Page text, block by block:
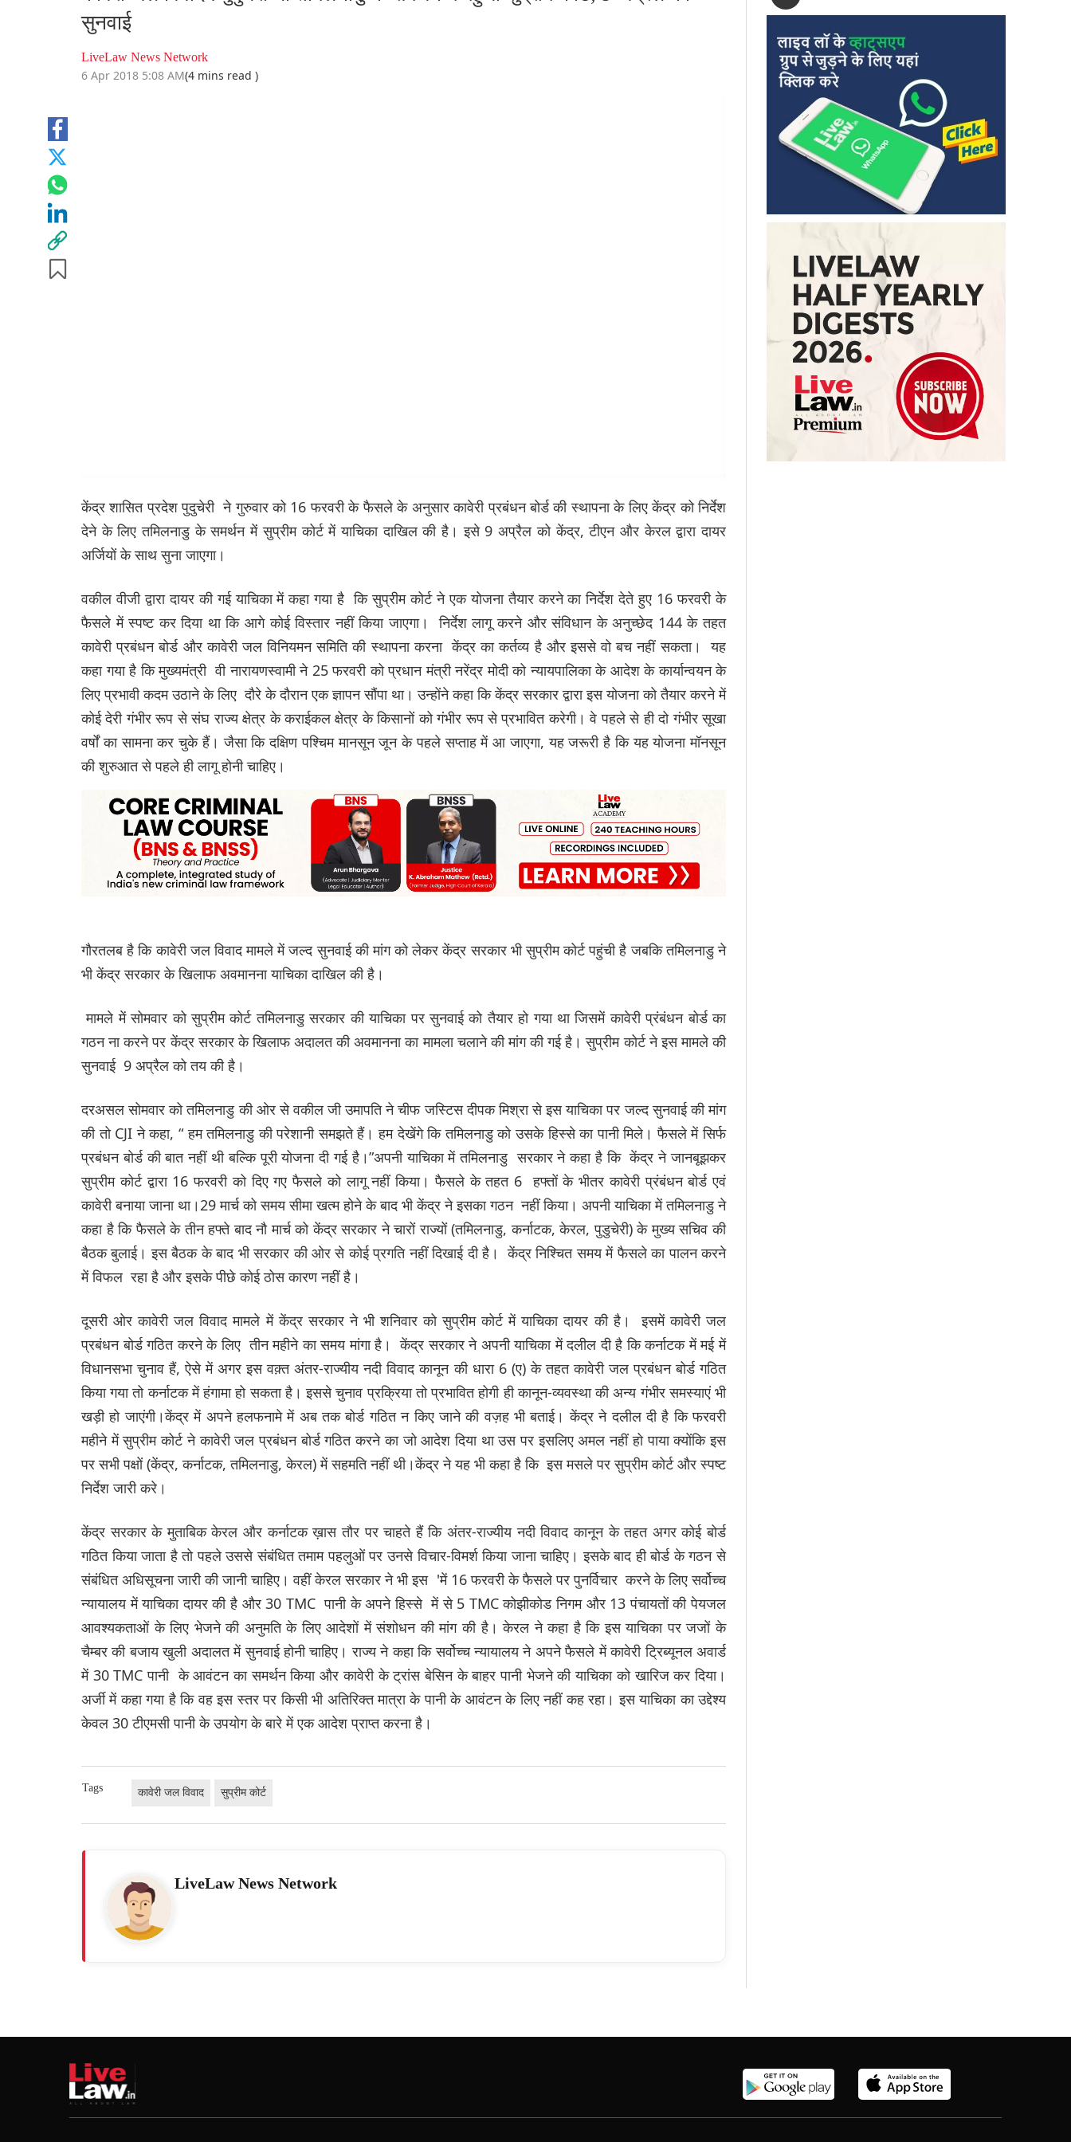
सुनवाई
LiveLaw News Network
6 Apr 2018 5:08 AM(4 mins read )
केंद्र शासित प्रदेश पुदुचेरी ने गुरुवार को 16 फरवरी के फैसले के अनुसार कावेरी प्रबंधन बोर्ड की स्थापना के लिए केंद्र को निर्देश
देने के लिए तमिलनाडु के समर्थन में सुप्रीम कोर्ट में याचिका दाखिल की है। इसे 9 अप्रैल को केंद्र, टीएन और केरल द्वारा दायर
अर्जियों के साथ सुना जाएगा।
वकील वीजी द्वारा दायर की गई याचिका में कहा गया है कि सुप्रीम कोर्ट ने एक योजना तैयार करने का निर्देश देते हुए 16 फरवरी के
फैसले में स्पष्ट कर दिया था कि आगे कोई विस्तार नहीं किया जाएगा। निर्देश लागू करने और संविधान के अनुच्छेद 144 के तहत
कावेरी प्रबंधन बोर्ड और कावेरी जल विनियमन समिति की स्थापना करना केंद्र का कर्तव्य है और इससे वो बच नहीं सकता। यह
कहा गया है कि मुख्यमंत्री वी नारायणस्वामी ने 25 फरवरी को प्रधान मंत्री नरेंद्र मोदी को न्यायपालिका के आदेश के कार्यान्वयन के
लिए प्रभावी कदम उठाने के लिए दौरे के दौरान एक ज्ञापन सौंपा था। उन्होंने कहा कि केंद्र सरकार द्वारा इस योजना को तैयार करने में
कोई देरी गंभीर रूप से संघ राज्य क्षेत्र के कराईकल क्षेत्र के किसानों को गंभीर रूप से प्रभावित करेगी। वे पहले से ही दो गंभीर सूखा
वर्षों का सामना कर चुके हैं। जैसा कि दक्षिण पश्चिम मानसून जून के पहले सप्ताह में आ जाएगा, यह जरूरी है कि यह योजना मॉनसून
की शुरुआत से पहले ही लागू होनी चाहिए।
गौरतलब है कि कावेरी जल विवाद मामले में जल्द सुनवाई की मांग को लेकर केंद्र सरकार भी सुप्रीम कोर्ट पहुंची है जबकि तमिलनाडु ने
भी केंद्र सरकार के खिलाफ अवमानना याचिका दाखिल की है।
मामले में सोमवार को सुप्रीम कोर्ट तमिलनाडु सरकार की याचिका पर सुनवाई को तैयार हो गया था जिसमें कावेरी प्रंबंधन बोर्ड का
गठन ना करने पर केंद्र सरकार के खिलाफ अदालत की अवमानना का मामला चलाने की मांग की गई है। सुप्रीम कोर्ट ने इस मामले की
सुनवाई 9 अप्रैल को तय की है।
दरअसल सोमवार को तमिलनाडु की ओर से वकील जी उमापति ने चीफ जस्टिस दीपक मिश्रा से इस याचिका पर जल्द सुनवाई की मांग
की तो CJI ने कहा, “ हम तमिलनाडु की परेशानी समझते हैं। हम देखेंगे कि तमिलनाडु को उसके हिस्से का पानी मिले। फैसले में सिर्फ
प्रबंधन बोर्ड की बात नहीं थी बल्कि पूरी योजना दी गई है।”अपनी याचिका में तमिलनाडु सरकार ने कहा है कि केंद्र ने जानबूझकर
सुप्रीम कोर्ट द्वारा 16 फरवरी को दिए गए फैसले को लागू नहीं किया। फैसले के तहत 6 हफ्तों के भीतर कावेरी प्रंबंधन बोर्ड एवं
कावेरी बनाया जाना था।29 मार्च को समय सीमा खत्म होने के बाद भी केंद्र ने इसका गठन नहीं किया। अपनी याचिका में तमिलनाडु ने
कहा है कि फैसले के तीन हफ्ते बाद नौ मार्च को केंद्र सरकार ने चारों राज्यों (तमिलनाडु, कर्नाटक, केरल, पुडुचेरी) के मुख्य सचिव की
बैठक बुलाई। इस बैठक के बाद भी सरकार की ओर से कोई प्रगति नहीं दिखाई दी है। केंद्र निश्चित समय में फैसले का पालन करने
में विफल रहा है और इसके पीछे कोई ठोस कारण नहीं है।
दूसरी ओर कावेरी जल विवाद मामले में केंद्र सरकार ने भी शनिवार को सुप्रीम कोर्ट में याचिका दायर की है। इसमें कावेरी जल
प्रबंधन बोर्ड गठित करने के लिए तीन महीने का समय मांगा है। केंद्र सरकार ने अपनी याचिका में दलील दी है कि कर्नाटक में मई में
विधानसभा चुनाव हैं, ऐसे में अगर इस वक़्त अंतर-राज्यीय नदी विवाद कानून की धारा 6 (ए) के तहत कावेरी जल प्रबंधन बोर्ड गठित
किया गया तो कर्नाटक में हंगामा हो सकता है। इससे चुनाव प्रक्रिया तो प्रभावित होगी ही कानून-व्यवस्था की अन्य गंभीर समस्याएं भी
खड़ी हो जाएंगी।केंद्र में अपने हलफनामे में अब तक बोर्ड गठित न किए जाने की वज़ह भी बताई। केंद्र ने दलील दी है कि फरवरी
महीने में सुप्रीम कोर्ट ने कावेरी जल प्रबंधन बोर्ड गठित करने का जो आदेश दिया था उस पर इसलिए अमल नहीं हो पाया क्योंकि इस
पर सभी पक्षों (केंद्र, कर्नाटक, तमिलनाडु, केरल) में सहमति नहीं थी।केंद्र ने यह भी कहा है कि इस मसले पर सुप्रीम कोर्ट और स्पष्ट
निर्देश जारी करे।
केंद्र सरकार के मुताबिक केरल और कर्नाटक ख़ास तौर पर चाहते हैं कि अंतर-राज्यीय नदी विवाद कानून के तहत अगर कोई बोर्ड
गठित किया जाता है तो पहले उससे संबंधित तमाम पहलुओं पर उनसे विचार-विमर्श किया जाना चाहिए। इसके बाद ही बोर्ड के गठन से
संबंधित अधिसूचना जारी की जानी चाहिए। वहीं केरल सरकार ने भी इस 'में 16 फरवरी के फैसले पर पुनर्विचार करने के लिए सर्वोच्च
न्यायालय में याचिका दायर की है और 30 TMC पानी के अपने हिस्से में से 5 TMC कोझीकोड निगम और 13 पंचायतों की पेयजल
आवश्यकताओं के लिए भेजने की अनुमति के लिए आदेशों में संशोधन की मांग की है। केरल ने कहा है कि इस याचिका पर जजों के
चैम्बर की बजाय खुली अदालत में सुनवाई होनी चाहिए। राज्य ने कहा कि सर्वोच्च न्यायालय ने अपने फैसले में कावेरी ट्रिब्यूनल अवार्ड
में 30 TMC पानी के आवंटन का समर्थन किया और कावेरी के ट्रांस बेसिन के बाहर पानी भेजने की याचिका को खारिज कर दिया।
अर्जी में कहा गया है कि वह इस स्तर पर किसी भी अतिरिक्त मात्रा के पानी के आवंटन के लिए नहीं कह रहा। इस याचिका का उद्देश्य
केवल 30 टीएमसी पानी के उपयोग के बारे में एक आदेश प्राप्त करना है।
Tags कावेरी जल विवाद सुप्रीम कोर्ट
LiveLaw News Network